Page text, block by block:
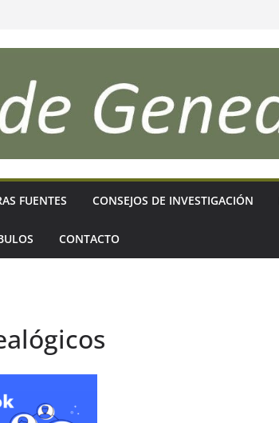
FUENTES CONSEJOS DE INVESTIGACIÓN
CONTACTO